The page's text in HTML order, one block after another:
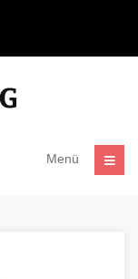
Menü